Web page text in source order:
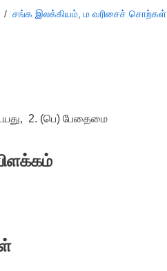
சங்க இலக்கியம் ம வரிசைச் சொற்கள்
2. (பெ) பேதைமை